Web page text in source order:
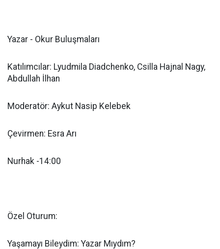
Yazar - Okur Buluşmaları
Katılımcılar: Lyudmila Diadchenko, Csilla Hajnal Nagy,
Abdullah İlhan
Moderatör: Aykut Nasip Kelebek
Çevirmen: Esra Arı
Nurhak -14:00
Özel Oturum:
Yaşamayı Bileydim: Yazar Mıydım?